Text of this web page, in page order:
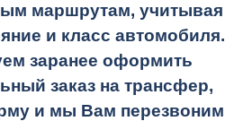
маршрутам, учитывая
и класс автомобиля.
заранее оформить
заказ на трансфер,
и мы Вам перезвоним